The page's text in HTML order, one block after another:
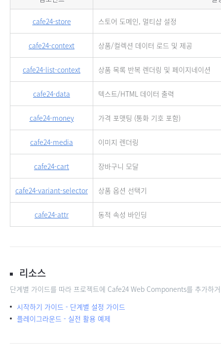
cafe24-store 스토어 도메인, 멀티샵 설정
cafe24-context 상품/컬렉션 데이터 로드 및 제공
cafe24-list-context 상품 목록 반복 렌더링 및 페이지네이션
cafe24-data 텍스트/HTML 데이터 출력
cafe24-money 가격 포맷팅 (통화 기호 포함)
cafe24-media 이미지 렌더링
cafe24-cart 장바구니 모달
cafe24-variant-selector 상품 옵션 선택기
cafe24-attr 동적 속성 바인딩
리소스
단계별 가이드를 따라 프로젝트에 Cafe24 Web Components를 추가하
시작하기 가이드 - 단계별 설정 가이드
플레이그라운드 - 실전 활용 예제